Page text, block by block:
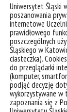
Uniwersytet Śląski
poszanowania
internetowe
prawidłowego
poszczególnych
Śląskiego w
ciasteczka).
do przeglądarki
(komputer,
podjąć decyzję
wykorzystywane w
zapoznania się z
oraz
„Fitoglosje.
Redakcja
Soćko, Paweł
Projekt